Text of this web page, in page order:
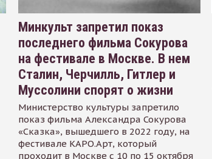
Минкульт запретил показ
последнего фильма Сокурова
на фестивале в Москве. В нем
Сталин, Черчилль, Гитлер и
Муссолини спорят о жизни
Министерство культуры запретило
показ фильма Александра Сокурова
«Сказка», вышедшего в 2022 году, на
фестивале КАРО.Арт, который
проходит в Москве с 10 по 15 октября